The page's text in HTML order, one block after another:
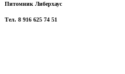
Питомник Либерхаус
Тел. 8 916 625 74 51